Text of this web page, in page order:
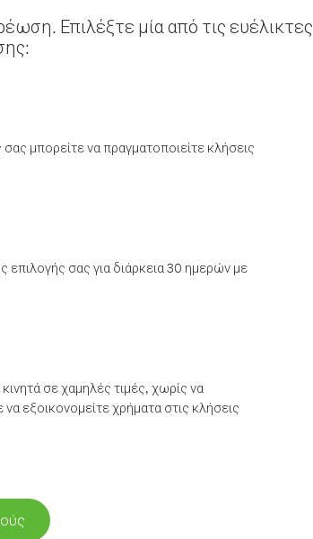
Επιλέξτε μία από τις ευέλικτες
μπορείτε να πραγματοποιείτε κλήσεις
σας για διάρκεια 30 ημερών με
σε χαμηλές τιμές, χωρίς να
εξοικονομείτε χρήματα στις κλήσεις